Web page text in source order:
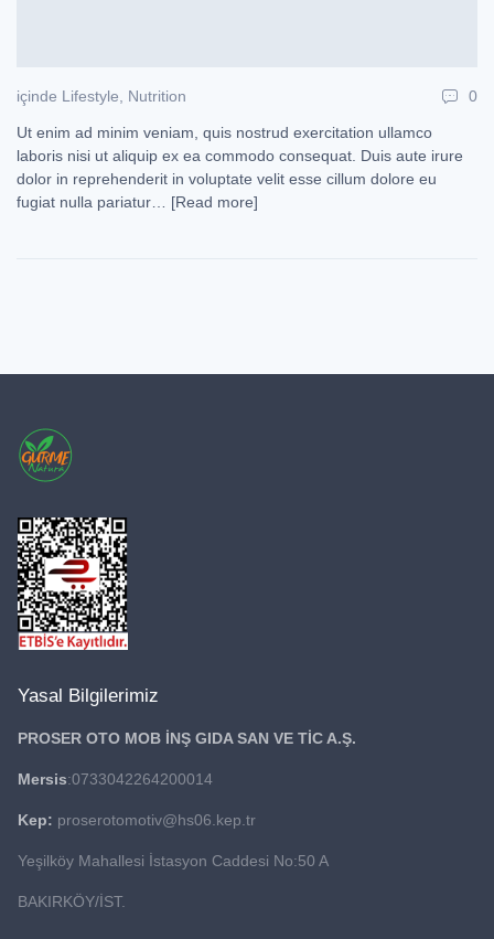
içinde Lifestyle Nutrition 0
Ut enim ad minim veniam, quis nostrud exercitation ullamco
laboris nisi ut aliquip ex ea commodo consequat. Duis aute irure
dolor in reprehenderit in voluptate velit esse cillum dolore eu
fugiat nulla pariatur… [Read more]
Yasal Bilgilerimiz
PROSER OTO MOB İNŞ GIDASAN VE TİC A.Ş.
Mersis:0733042264200014
Kep: proserotomotiv@hs06.kep.tr
Yeşilköy Mahallesi İstasyon Caddesi No:50 A
BAKIRKÖY/İST.